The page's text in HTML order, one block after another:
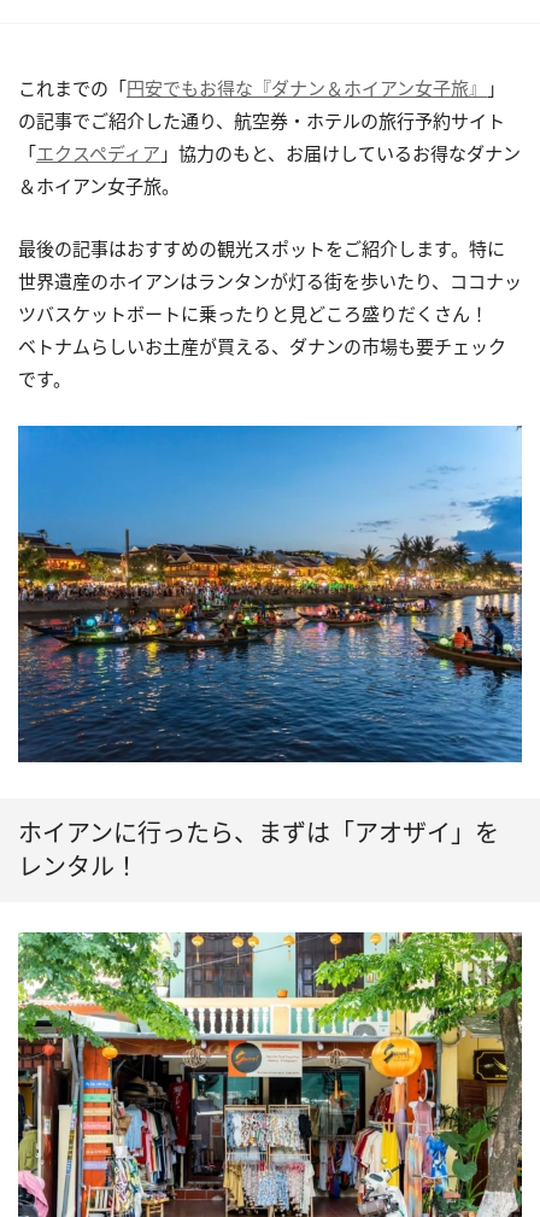
これまでの「円安でもお得な『ダナン＆ホイアン女子旅』
」
の記事でご紹介した通り、 航空券・ホテルの旅行予約サイト
「エクスペディア 」協力のもと、お届けしているお得なダナン
＆ホイアン女子旅。
最後の記事はおすすめの観光スポットをご紹介します。 特に
世界遺産のホイアンはランタンが灯る街を歩いたり、 ココナッ
ツバスケットボートに乗ったりと見どころ盛りだくさん！
ベトナムらしいお土産が買える、ダナンの市場も要チェック
です。
ホイアンに行ったら、まずは「アオザイ」を
レンタル！